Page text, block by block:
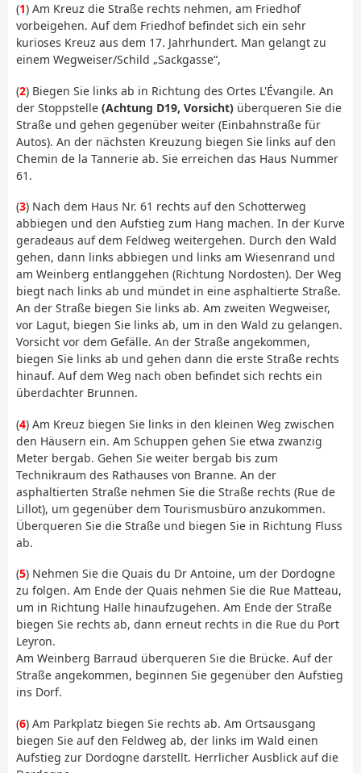
(1) Am Kreuz die Straße rechts nehmen, am Friedhof
vorbeigehen. Auf dem Friedhof befindet sich ein sehr
kurioses Kreuz aus dem 17. Jahrhundert. Man gelangt zu
einem Wegweiser/Schild „Sackgasse“,
(2) Biegen Sie links ab in Richtung des Ortes L'Évangile. An
der Stoppstelle (Achtung D19, Vorsicht) überqueren Sie die
Straße und gehen gegenüber weiter (Einbahnstraße für
Autos). An der nächsten Kreuzung biegen Sie links auf den
Chemin de la Tannerie ab. Sie erreichen das Haus Nummer
61.
(3) Nach dem Haus Nr. 61 rechts auf den Schotterweg
abbiegen und den Aufstieg zum Hang machen. In der Kurve
geradeaus auf dem Feldweg weitergehen. Durch den Wald
gehen, dann links abbiegen und links am Wiesenrand und
am Weinberg entlanggehen (Richtung Nordosten). Der Weg
biegt nach links ab und mündet in eine asphaltierte Straße.
An der Straße biegen Sie links ab. Am zweiten Wegweiser,
vor Lagut, biegen Sie links ab, um in den Wald zu gelangen.
Vorsicht vor dem Gefälle. An der Straße angekommen,
biegen Sie links ab und gehen dann die erste Straße rechts
hinauf. Auf dem Weg nach oben befindet sich rechts ein
überdachter Brunnen.
(4) Am Kreuz biegen Sie links in den kleinen Weg zwischen
den Häusern ein. Am Schuppen gehen Sie etwa zwanzig
Meter bergab. Gehen Sie weiter bergab bis zum
Technikraum des Rathauses von Branne. An der
asphaltierten Straße nehmen Sie die Straße rechts (Rue de
Lillot), um gegenüber dem Tourismusbüro anzukommen.
Überqueren Sie die Straße und biegen Sie in Richtung Fluss
ab.
(5) Nehmen Sie die Quais du Dr Antoine, um der Dordogne
zu folgen. Am Ende der Quais nehmen Sie die Rue Matteau,
um in Richtung Halle hinaufzugehen. Am Ende der Straße
biegen Sie rechts ab, dann erneut rechts in die Rue du Port
Leyron.
Am Weinberg Barraud überqueren Sie die Brücke. Auf der
Straße angekommen, beginnen Sie gegenüber den Aufstieg
ins Dorf.
(6) Am Parkplatz biegen Sie rechts ab. Am Ortsausgang
biegen Sie auf den Feldweg ab, der links im Wald einen
Aufstieg zur Dordogne darstellt. Herrlicher Ausblick auf die